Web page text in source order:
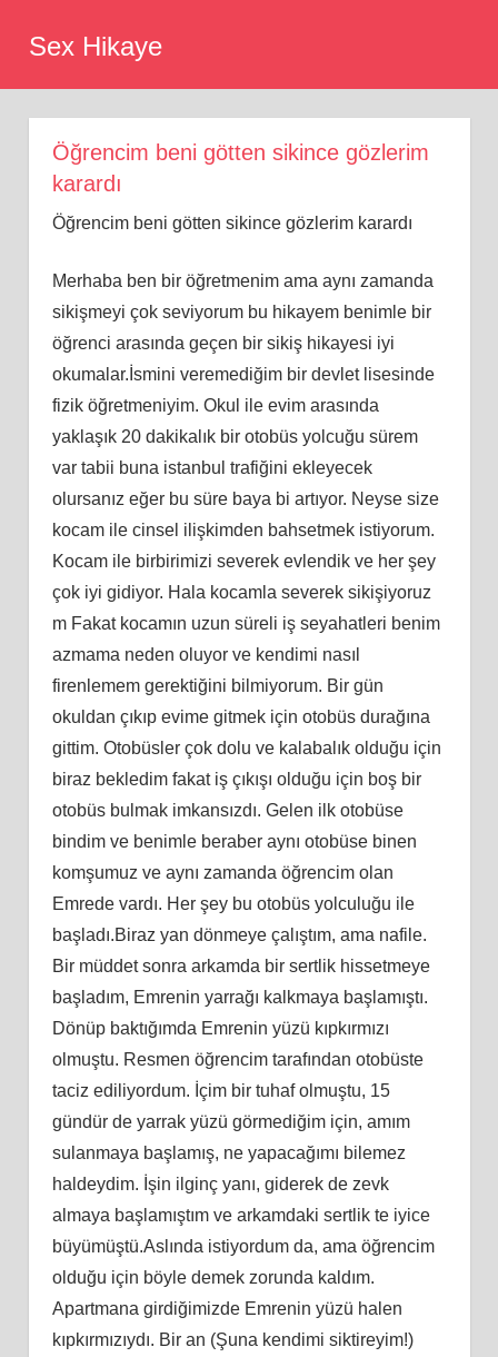
Sex Hikaye
Öğrencim beni götten sikince gözlerim
karardı
Öğrencim beni götten sikince gözlerim karardı
Merhaba ben bir öğretmenim ama aynı zamanda
sikişmeyi çok seviyorum bu hikayem benimle bir
öğrenci arasında geçen bir sikiş hikayesi iyi
okumalar.İsmini veremediğim bir devlet lisesinde
fizik öğretmeniyim. Okul ile evim arasında
yaklaşık 20 dakikalık bir otobüs yolcuğu sürem
var tabii buna istanbul trafiğini ekleyecek
olursanız eğer bu süre baya bi artıyor. Neyse size
kocam ile cinsel ilişkimden bahsetmek istiyorum.
Kocam ile birbirimizi severek evlendik ve her şey
çok iyi gidiyor. Hala kocamla severek sikişiyoruz
m Fakat kocamın uzun süreli iş seyahatleri benim
azmama neden oluyor ve kendimi nasıl
firenlemem gerektiğini bilmiyorum. Bir gün
okuldan çıkıp evime gitmek için otobüs durağına
gittim. Otobüsler çok dolu ve kalabalık olduğu için
biraz bekledim fakat iş çıkışı olduğu için boş bir
otobüs bulmak imkansızdı. Gelen ilk otobüse
bindim ve benimle beraber aynı otobüse binen
komşumuz ve aynı zamanda öğrencim olan
Emrede vardı. Her şey bu otobüs yolculuğu ile
başladı.Biraz yan dönmeye çalıştım, ama nafile.
Bir müddet sonra arkamda bir sertlik hissetmeye
başladım, Emrenin yarrağı kalkmaya başlamıştı.
Dönüp baktığımda Emrenin yüzü kıpkırmızı
olmuştu. Resmen öğrencim tarafından otobüste
taciz ediliyordum. İçim bir tuhaf olmuştu, 15
gündür de yarrak yüzü görmediğim için, amım
sulanmaya başlamış, ne yapacağımı bilemez
haldeydim. İşin ilginç yanı, giderek de zevk
almaya başlamıştım ve arkamdaki sertlik te iyice
büyümüştü.Aslında istiyordum da, ama öğrencim
olduğu için böyle demek zorunda kaldım.
Apartmana girdiğimizde Emrenin yüzü halen
kıpkırmızıydı. Bir an (Şuna kendimi siktireyim!)